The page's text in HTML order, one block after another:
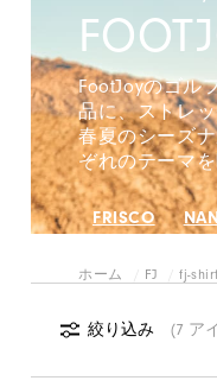
FootJoyのゴル
品に、ストレ
春夏のシーズ
ぞれのテーマ
FRISCO
ホーム FJ fj-
絞り込み 7 ア